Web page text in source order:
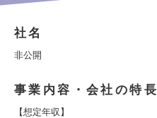
社名
非公開
事業内容・会社の特長
【想定年収】